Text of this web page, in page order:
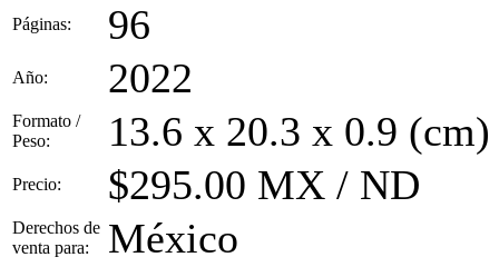
Páginas: 96
Año: 2022
Formato /
Peso:
13.6 x 20.3 x 0.9
Precio: $295.00 MX / ND
Derechos de
venta para:
México